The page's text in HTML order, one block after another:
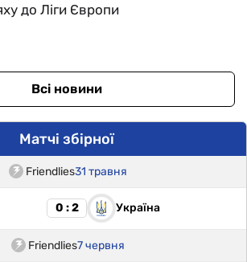
до Ліги Європи
Всі новини
Матчі збірної
Friendlies31 травня
0 : 2 Україна
Friendlies7 червня